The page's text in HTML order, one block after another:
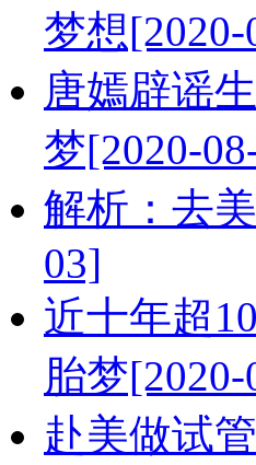
梦想[2020-
唐嫣辟谣
梦[2020-
解析：去
03]
近十年超
胎梦[2020-
赴美做试